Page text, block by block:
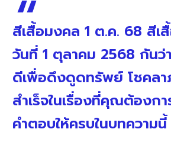
สีเสื้อมงคล 1 ต.ค. 68 สีเ
วันที่ 1 ตุลาคม 2568 กันว่
ดีเพื่อดึงดูดทรัพย์ โชคลา
สำเร็จในเรื่องที่คุณต้องก
คำตอบให้ครบในบทความนี้